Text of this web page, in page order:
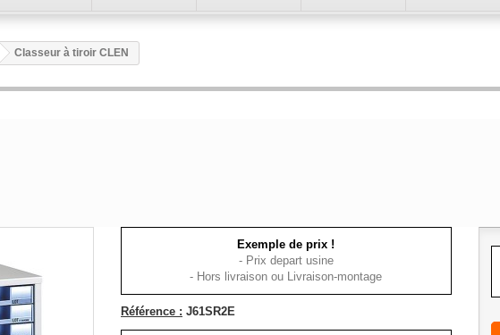
Classeur à tiroir CLEN
Exemple de prix !
- Prix depart usine
- Hors livraison ou Livraison-montage
Référence : J61SR2E